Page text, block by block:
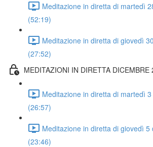
Meditazione in diretta di martedì
(52:19)
Meditazione in diretta di giovedì
(27:52)
MEDITAZIONI IN DIRETTA DICEMBRE
Meditazione in diretta di martedì
(26:57)
Meditazione in diretta di giovedì 5
(23:46)